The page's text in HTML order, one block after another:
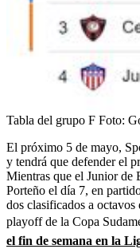
Tabla del grupo F Foto:
El próximo 5 de mayo,
y tendrá que defender el
Mientras que el Junior de
Porteño el día 7, en
dos clasificados a
playoff de la Copa
el fin de semana en la